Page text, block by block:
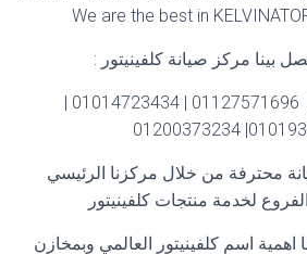
We are the best in
بينا مركز صيانة كلفينيتور:
01225025360 | 01127571696 | 01014723434 |
01019324946|
محترفة من خلال مركزنا الرئيسي
لخدمة منتجات كلفينيتور
اسم كلفينيتور العالمي وبمخازن